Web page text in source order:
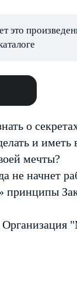
это
о
и иметь
мечты?
не начнет